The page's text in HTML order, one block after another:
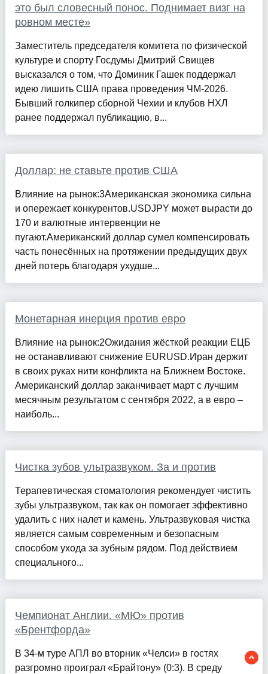
это был словесный понос. Поднимает визг на
ровном месте»
Заместитель председателя комитета по физической
культуре и спорту Госдумы Дмитрий Свищев
высказался о том, что Доминик Гашек поддержал
идею лишить США права проведения ЧМ-2026.
Бывший голкипер сборной Чехии и клубов НХЛ
ранее поддержал публикацию, в...
Доллар: не ставьте против США
Влияние на рынок:3Американская экономика сильна
и опережает конкурентов.USDJPY может вырасти до
170 и валютные интервенции не
пугают.Американский доллар сумел компенсировать
часть понесённых на протяжении предыдущих двух
дней потерь благодаря ухудше...
Монетарная инерция против евро
Влияние на рынок:2Ожидания жёсткой реакции ЕЦБ
не останавливают снижение EURUSD.Иран держит
в своих руках нити конфликта на Ближнем Востоке.
Американский доллар заканчивает март с лучшим
месячным результатом с сентября 2022, а в евро –
наиболь...
Чистка зубов ультразвуком. За и против
Терапевтическая стоматология рекомендует чистить
зубы ультразвуком, так как он помогает эффективно
удалить с них налет и камень. Ультразвуковая чистка
является самым современным и безопасным
способом ухода за зубным рядом. Под действием
специального...
Чемпионат Англии. «МЮ» против
«Брентфорда»
В 34-м туре АПЛ во вторник «Челси» в гостях
разгромно проиграл «Брайтону» (0:3). В среду